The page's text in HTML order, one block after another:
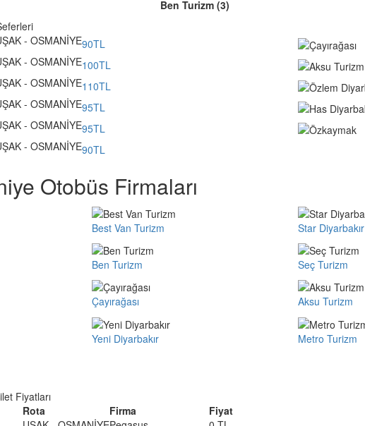
Ben Turizm (3)
- OSMANİYE90TL
- OSMANİYE100TL
- OSMANİYE110TL
- OSMANİYE95TL
- OSMANİYE95TL
- OSMANİYE90TL
Otobüs Firmaları
Best Van Turizm Star Diyarbakır
Ben Turizm Seç Turizm
Çayırağası Aksu Turizm
Yeni Diyarbakır Metro Turizm
Fiyatları
Rota
Firma
Fiyat